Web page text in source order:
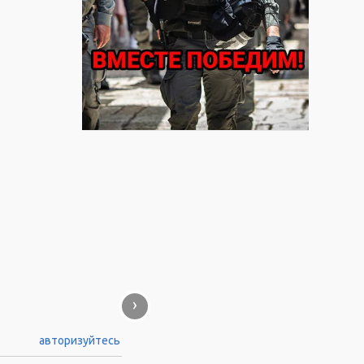
›
авторизуйтесь